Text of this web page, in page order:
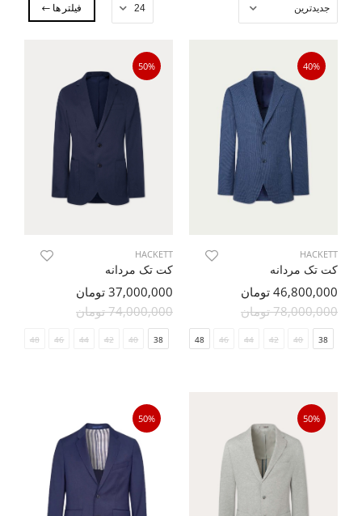
فیلتر ها
40%
HACKETT
کت تک مردانه
46,800,000 تومان
78,000,000 تومان
38
40
42
44
46
48
50%
HACKETT
کت تک مردانه
37,000,000 تومان
74,000,000 تومان
38
40
42
44
46
48
50%
50%